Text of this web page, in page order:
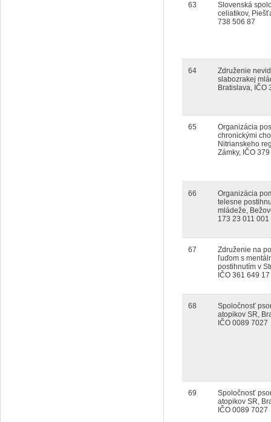
63
Slovenská
celiatikov,
738 506 87
64
Združenie
slabozrakej
Bratislava, IČO
65
Organizácia
chronickými
Nitrianskeho
Zámky, IČO
66
Organizácia
telesne
mládeže,
173 23 011 001
67
Združenie na
ľuďom s
postihnutím v
IČO 361 649 17
68
Spoločnosť
atopikov SR,
IČO 0089 7027
69
Spoločnosť
atopikov SR,
IČO 0089 7027